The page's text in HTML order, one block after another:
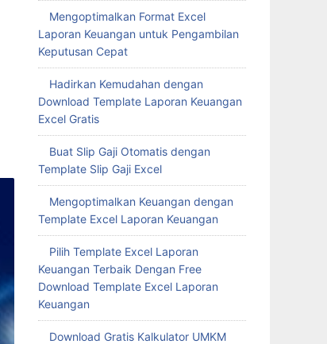
Mengoptimalkan Format Excel
Laporan Keuangan untuk Pengambilan
Keputusan Cepat
Hadirkan Kemudahan dengan
Download Template Laporan Keuangan
Excel Gratis
Buat Slip Gaji Otomatis dengan
Template Slip Gaji Excel
Mengoptimalkan Keuangan dengan
Template Excel Laporan Keuangan
Pilih Template Excel Laporan
Keuangan Terbaik Dengan Free
Download Template Excel Laporan
Keuangan
Download Gratis Kalkulator UMKM